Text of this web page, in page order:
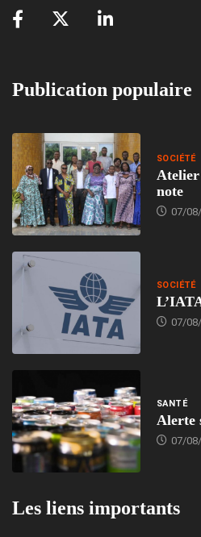
Publication populaire
SOCIÉTÉ
Atelier
note
07/
SOCIÉTÉ
07/
SANTÉ
Alerte
07/
Les liens importants